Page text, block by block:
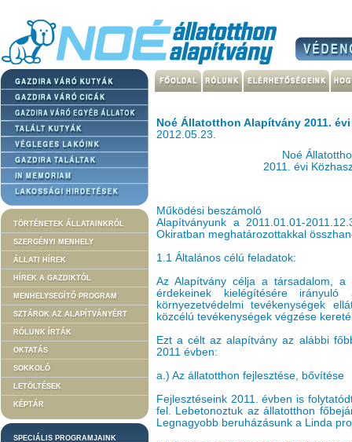
TÖRTÉNETEK ÁLLATAINKRÓL
SZERGÉNYI MENHELY
ÁLLATI HÍREK
HÍREK A GAZDIKTÓL
MENHELYSEGÍTŐ PROGRAM
SZTÁROK AZ ALAPÍTVÁNYÉRT
RÓLUNK ÍRTÁK
OKTATÁS
SOKKOLÓ
LETÖLTÉSEK
KÉPTÁR
SPECIÁLIS PROGRAMJAINK
Noé Állatotthon Alapítvány 2011.
2012.05.23.
Noé
2011. évi
Működési beszámoló
Alapítványunk a 2011.01.01-
Okiratban meghatározottakkal
1.1 Általános célú feladatok:
Az Alapítvány célja a társadalom,
érdekeinek kielégítésére irányuló
környezetvédelmi tevékenységek
közcélú tevékenységek végzése
Ezt a célt az alapítvány az alábbi
2011 évben:
a.) Az állatotthon fejlesztése, bővítése
Fejlesztéseink 2011. évben is
fel. Lebetonoztuk az állatotthon
Legnagyobb beruházásunk a Linda